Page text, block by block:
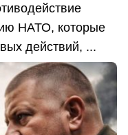
НАТО, которые
действий, ...